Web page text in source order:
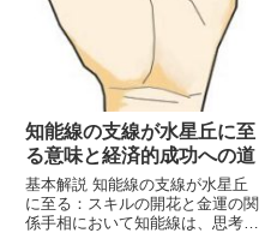
知能線の支線が水星丘に至
る意味と経済的成功への道
基本解説 知能線の支線が水星丘
に至る：スキルの開花と金運の関
係手相において知能線は、思考や